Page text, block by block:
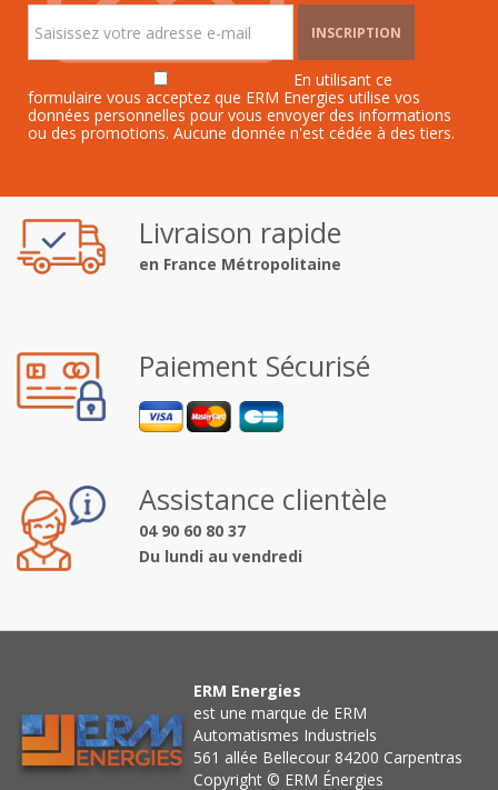
INSCRIPTION
En utilisant ce
formulaire vous acceptez que ERM Energies utilise vos
données personnelles pour vous envoyer des informations
ou des promotions. Aucune donnée n'est cédée à des tiers.
Livraison rapide
en France Métropolitaine
Paiement Sécurisé
Assistance clientèle
04 90 60 80 37
Du lundi au vendredi
ERM Energies
est une marque de ERM
Automatismes Industriels
561 allée Bellecour 84200 Carpentras
Copyright © ERM Énergies